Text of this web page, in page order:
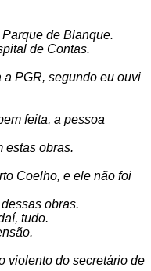
de Blanque.
de Contas.
PGR, segundo eu ouvi
feita, a pessoa
estas obras.
Coelho, e ele não foi
obras.
tudo.
violento do secretário de